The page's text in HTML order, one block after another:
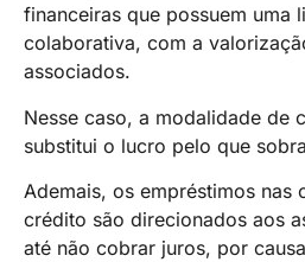
financeiras que possuem uma
colaborativa, com a
associados.
Nesse caso, a modalidade de
substitui o lucro pelo que
Ademais, os empréstimos nas
crédito são direcionados aos
até não cobrar juros, por